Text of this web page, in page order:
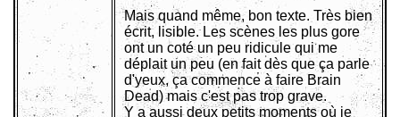
Mais quand même, bon texte. Très bien
écrit, lisible. Les scènes les plus gore
ont un coté un peu ridicule qui me
déplait un peu (en fait dès que ça parle
d'yeux, ça commence à faire Brain
Dead) mais c'est pas trop grave.
Y a aussi deux petits moments où je